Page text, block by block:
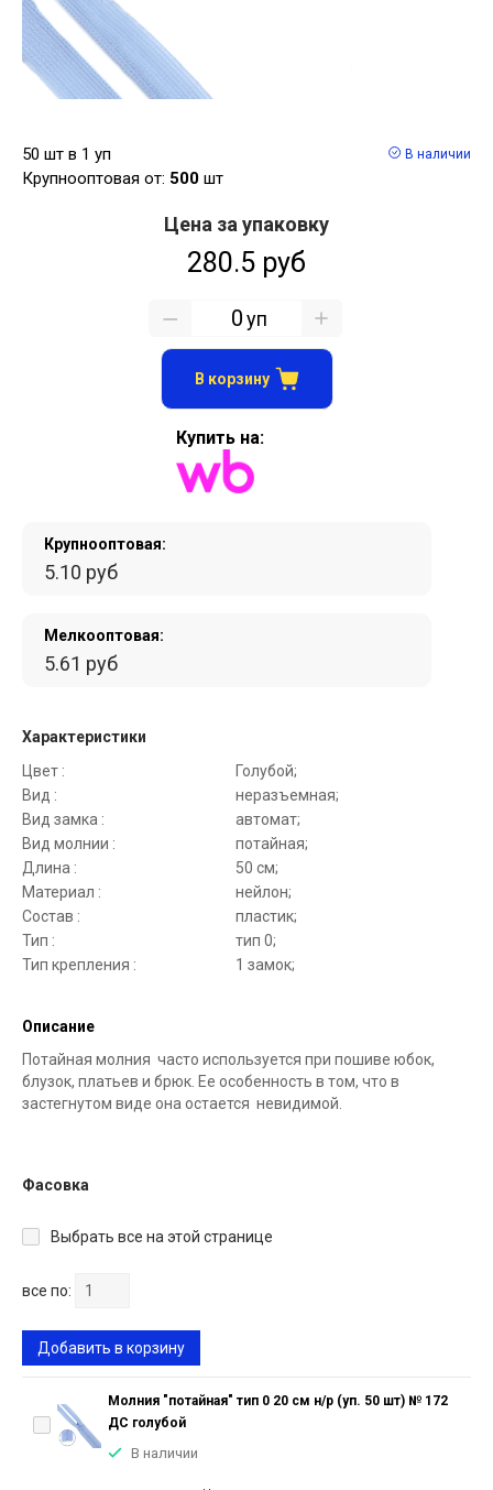
50 шт в 1 уп
Крупнооптовая от: 500 шт
В наличии
Крупнооптовая:
5.10 руб
Мелкооптовая:
5.61 руб
Характеристики
Цвет :
Голубой;
Вид :
неразъемная;
Вид замка :
автомат;
Вид молнии :
потайная;
Длина :
50 см;
Материал :
нейлон;
Состав :
пластик;
Тип :
тип 0;
Тип крепления :
1 замок;
Описание
Потайная молния часто используется при пошиве юбок,
блузок, платьев и брюк. Ее особенность в том, что в
застегнутом виде она остается невидимой.
Цена за упаковку
280.5 руб
уп
В корзину
Купить на:
Фасовка
Выбрать все на этой странице
все по:
Добавить в корзину
Молния "потайная" тип 0 20 см н/р (уп. 50 шт) № 172
ДС голубой
В наличии